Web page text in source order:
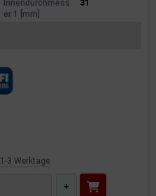
Innendurchmess
er 1 [mm]
31
1-3 Werktage
+